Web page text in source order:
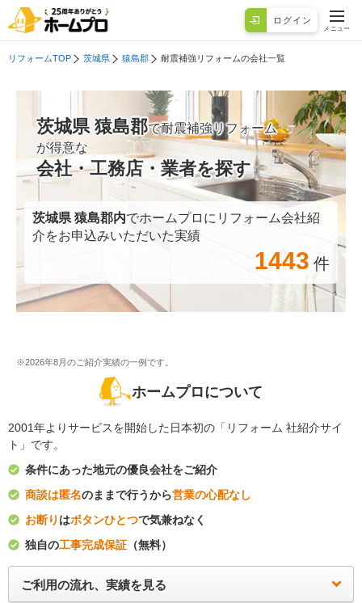
ログイン
メニュー
リフォームTOP 茨城県 猿島郡 耐震補強リフォームの会社一覧
茨城県 猿島郡で耐震補強リフォーム
が得意な
会社・工務店・業者を探す
茨城県 猿島郡内でホームプロにリフォーム会社紹
介をお申込みいただいた実績
1443 件
※2026年8月のご紹介実績の一例です。
ホームプロについて
2001年よりサービスを開始した日本初の「リフォーム 社紹介サイ
ト」です。
条件にあった地元の優良会社をご紹介
商談は匿名のままで行うから営業の心配なし
お断り はボタンひとつで気兼ねなく
独自の工事完成保証 （無料）
ご利用の流れ、実績を見る